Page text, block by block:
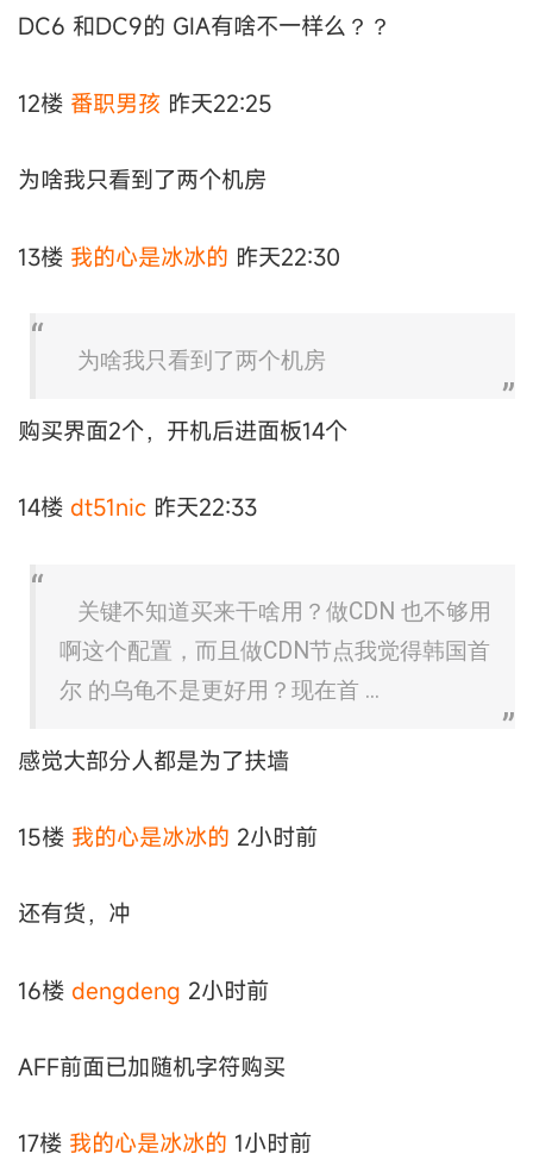
DC6 和DC9的 GIA有啥不一样么？？
12楼 番职男孩 昨天22:25
为啥我只看到了两个机房
13楼 我的心是冰冰的 昨天22:30
为啥我只看到了两个机房
购买界面2个，开机后进面板14个
14楼 dt51nic 昨天22:33
关键不知道买来干啥用？做CDN 也不够用
啊这个配置，而且做CDN节点我觉得韩国首
尔 的乌龟不是更好用？现在首 ...
感觉大部分人都是为了扶墙
15楼 我的心是冰冰的 2小时前
还有货，冲
16楼 dengdeng 2小时前
AFF前面已加随机字符购买
17楼 我的心是冰冰的 1小时前